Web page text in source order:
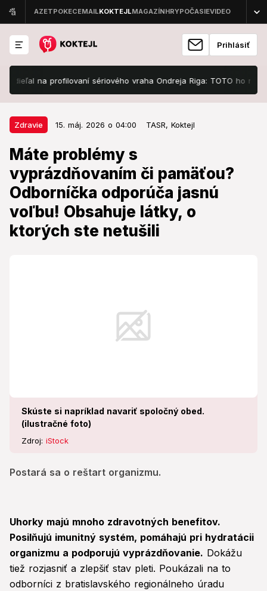
Prihlásiť
na profilovaní sériového vraha Ondreja Riga: TOTO ho robilo
Zdravie 15. máj. 2026 o 04:00 TASR, Koktejl
Máte problémy s
vyprázdňovaním či pamäťou?
Odborníčka odporúča jasnú
voľbu! Obsahuje látky, o
ktorých ste netušili
Skúste si napríklad navariť spoločný obed.
(ilustračné foto)
Zdroj: iStock
Postará sa o reštart organizmu.
Zdravie 15. máj. 2026 o 04:00
Máte problémy s vyprázdňovaním
či pamäťou? Odborníčka odporúča
jasnú voľbu! Obsahuje látky, o
ktorých ste netušili
Postará sa o reštart organizmu.
Uhorky majú mnoho zdravotných benefitov.
Posilňujú imunitný systém, pomáhajú pri hydratácii
organizmu a podporujú vyprázdňovanie. Dokážu
tiež rozjasniť a zlepšiť stav pleti. Poukázali na to
odborníci z bratislavského regionálneho úradu